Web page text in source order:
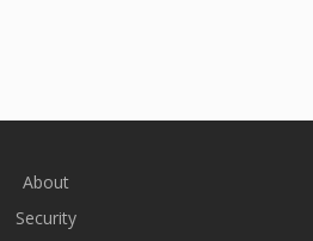
About
Security